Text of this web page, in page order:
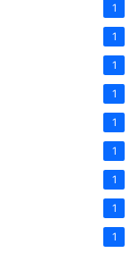
1
1
1
1
1
1
1
1
1